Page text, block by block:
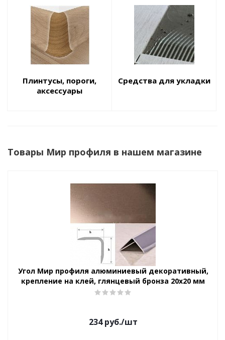
Плинтусы, пороги,
аксессуары
Средства для укладки
Товары Мир профиля в нашем магазине
Угол Мир профиля алюминиевый декоративный,
крепление на клей, глянцевый бронза 20х20 мм
234руб./шт